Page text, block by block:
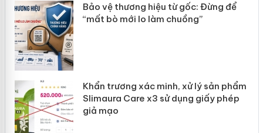
Bảo vệ thương hiệu từ gốc: Đừng để
“mất bò mới lo làm chuồng”
Khẩn trương xác minh, xử lý sản phẩm
Slimaura Care x3 sử dụng giấy phép
giả mạo